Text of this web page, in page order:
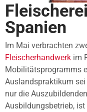
Spanien
Im Mai verbrachten
Fleischerhandwerk im
Mobilitätsprogramms
Auslandspraktikum sei
nur die
Ausbildungsbetrieb, ist